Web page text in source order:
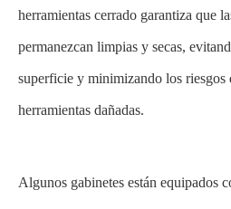
herramientas cerrado garantiza que
permanezcan limpias y secas,
superficie y minimizando los riesgos
herramientas dañadas.
Algunos gabinetes están equipados